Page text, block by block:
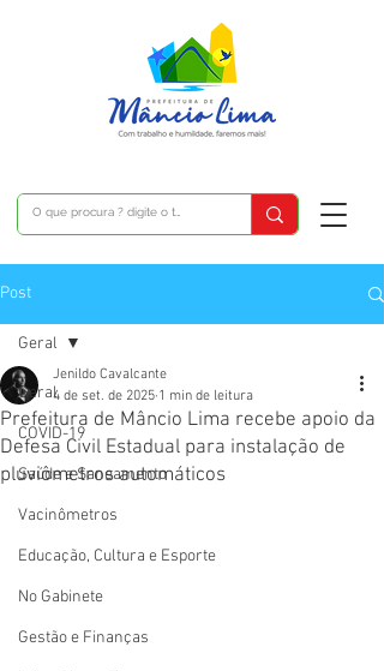
Post
Geral
COVID-19
Saúde e Saneamento
Vacinômetros
Educação, Cultura e Esporte
No Gabinete
Gestão e Finanças
Geral
Prefeitura de Mâncio Lima recebe apoio da
Defesa Civil Estadual para instalação de
pluviômetros automáticos
Jenildo Cavalcante
4 de set. de 2025 1 min de leitura